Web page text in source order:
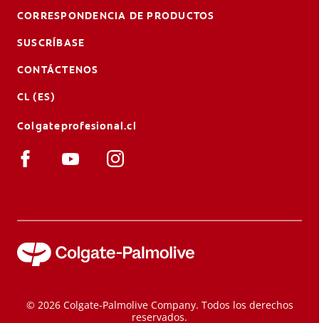
CORRESPONDENCIA DE PRODUCTOS
SUSCRÍBASE
CONTÁCTENOS
CL (ES)
Colgateprofesional.cl
© 2026 Colgate-Palmolive Company. Todos los derechos
reservados.